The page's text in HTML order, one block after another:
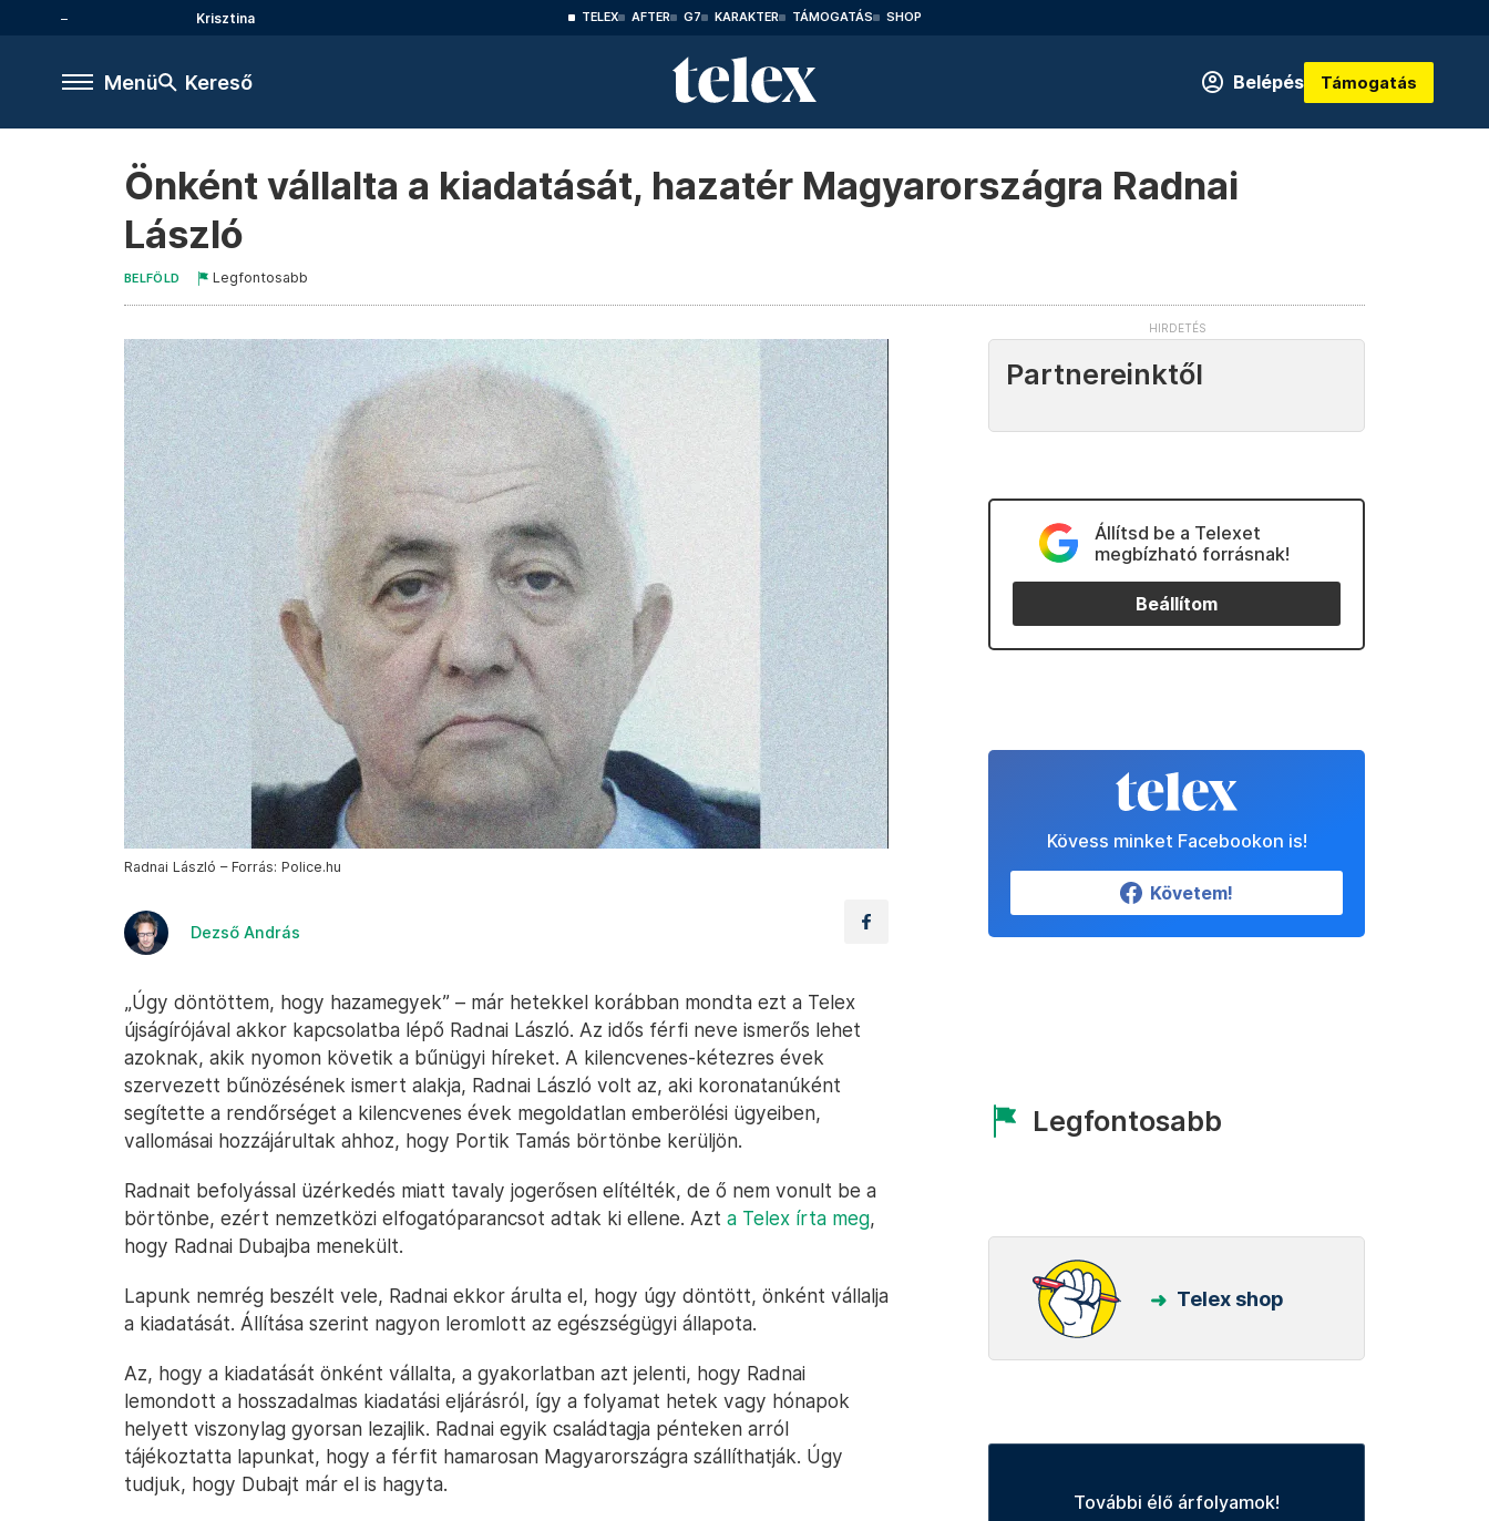
Krisztina TELEX AFTER G7 KARAKTER TÁMOGATÁS SHOP
Menü Kereső Belépés Támogatás
Önként vállalta a kiadatását, hazatér Magyarországra Radnai
László
BELFÖLD Legfontosabb
Radnai László – Forrás: Police.hu
Dezső András
„Úgy döntöttem, hogy hazamegyek” – már hetekkel korábban mondta ezt a Telex
újságírójával akkor kapcsolatba lépő Radnai László. Az idős férfi neve ismerős lehet
azoknak, akik nyomon követik a bűnügyi híreket. A kilencvenes-kétezres évek
szervezett bűnözésének ismert alakja, Radnai László volt az, aki koronatanúként
segítette a rendőrséget a kilencvenes évek megoldatlan emberölési ügyeiben,
vallomásai hozzájárultak ahhoz, hogy Portik Tamás börtönbe kerüljön.
Radnait befolyással üzérkedés miatt tavaly jogerősen elítélték, de ő nem vonult be a
börtönbe, ezért nemzetközi elfogatóparancsot adtak ki ellene. Azt a Telex írta meg,
hogy Radnai Dubajba menekült.
Lapunk nemrég beszélt vele, Radnai ekkor árulta el, hogy úgy döntött, önként vállalja
a kiadatását. Állítása szerint nagyon leromlott az egészségügyi állapota.
Az, hogy a kiadatását önként vállalta, a gyakorlatban azt jelenti, hogy Radnai
lemondott a hosszadalmas kiadatási eljárásról, így a folyamat hetek vagy hónapok
helyett viszonylag gyorsan lezajlik. Radnai egyik családtagja pénteken arról
tájékoztatta lapunkat, hogy a férfit hamarosan Magyarországra szállíthatják. Úgy
tudjuk, hogy Dubajt már el is hagyta.
Partnereinktől
Állítsd be a Telexet
megbízható forrásnak!
Beállítom
Kövess minket Facebookon is!
Követem!
Legfontosabb
Telex shop
További élő árfolyamok!